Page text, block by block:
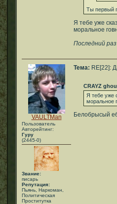
Ты первый
Я тебе уже
моральное
Последний
VAULTMan
Пользователь
Авторейтинг:
Гуру
(2445-0)
Звание:
писарь
Репутация:
Пьянь, Наркоман,
Политическая
Проститутка
Тема: RE[22]:
CRAYZ
Я тебе уже
моральное
Белобрысый